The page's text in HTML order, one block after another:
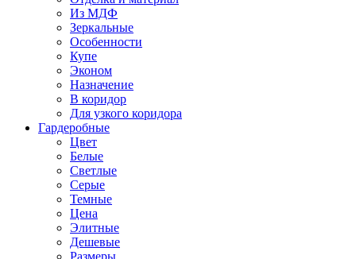
Из МДФ
Зеркальные
Особенности
Купе
Эконом
Назначение
В коридор
Для узкого коридора
Гардеробные
Цвет
Белые
Светлые
Серые
Темные
Цена
Элитные
Дешевые
Размеры